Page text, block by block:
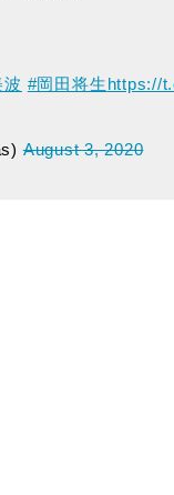
#岡田将生https://
August 3, 2020